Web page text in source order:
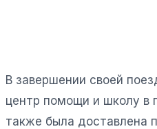
В завершении своей
центр помощи и школу в
также была доставлена